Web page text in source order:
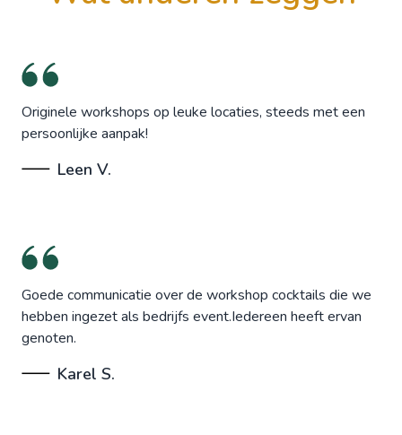
Originele workshops op leuke locaties, steeds met een
persoonlijke aanpak!
Leen V.
Goede communicatie over de workshop cocktails die we
hebben ingezet als bedrijfs event.Iedereen heeft ervan
genoten.
Karel S.